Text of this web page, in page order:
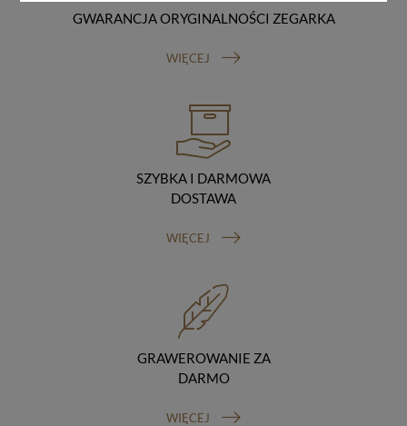
rozporządzenie o ochronie danych, tj. RODO).
Twoje dane osobowe możemy udostępniać
hostingodawcy. Takie podmioty przetwarzają dane na
poleceniami. Przekazujemy Twoje dane poza teren
Polski/UE/Europejskiego Obszaru Gospodarczego.
Okres przechowywania danych
Twoje dane przechowujemy do czasu posiadania
udzielonej przez Ciebie zgody.
otrzymania ich kopii, prawo do sprostowania
(poprawiania) swoich danych, prawo do usunięcia
abyśmy przetwarzali Twoje dane, możesz zażądać,
abyśmy je usunęli), prawo do ograniczenia
przetwarzania danych (możesz zażądać, abyśmy
ograniczyli przetwarzanie Twoich danych osobowych
wyłącznie do ich przechowywania lub wykonywania
mamy nieprawidłowe dane na Twój temat lub
sprzeciwu wobec przetwarzania danych, prawo do
GWARANCJA ORYGINALNOŚCI ZEGARKA
WIĘCEJ
SZYBKA I DARMOWA
DOSTAWA
WIĘCEJ
GRAWEROWANIE ZA
DARMO
WIĘCEJ